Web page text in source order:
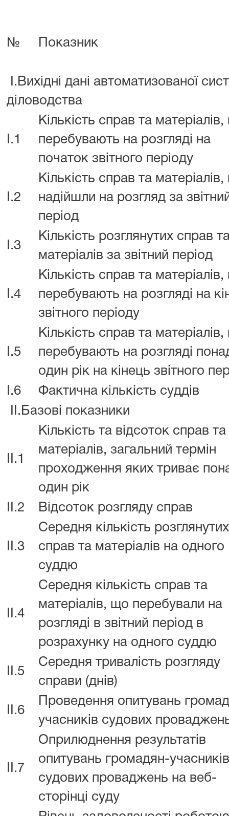
№ Показник
I.Вихідні дані автоматизованої
діловодства
I.1
Кількість справ та
перебувають на розгляді на
початок звітного періоду
I.2
Кількість справ та
надійшли на розгляд за
період
I.3
Кількість розглянутих справ
матеріалів за звітний період
I.4
Кількість справ та
перебувають на розгляді на
звітного періоду
I.5
Кількість справ та
перебувають на розгляді
один рік на кінець звітного
I.6
Фактична кількість суддів
II.Базові показники
II.1
Кількість та відсоток справ та
матеріалів, загальний термін
проходження яких триває
один рік
II.2
Відсоток розгляду справ
II.3
Середня кількість розглянутих
справ та матеріалів на одного
суддю
II.4
Середня кількість справ та
матеріалів, що перебували на
розгляді в звітний період в
розрахунку на одного суддю
II.5
Середня тривалість розгляду
справи (днів)
II.6
Проведення опитувань
учасників судових
II.7
Оприлюднення результатів
опитувань громадян-учасників
судових проваджень на веб-
сторінці суду